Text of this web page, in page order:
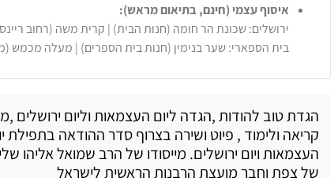
איסוף עצמי (חינם, בתיאום מראש):
ירושלים: שכונת הר חומה (חנות הבית) | קרית משה (רחוב ריינס 12)
בית הספארי: שער בנימין (חנות בית הספרים) | מעלה מכמש
הגדת טוב להודות ,הגדה ליום העצמאות וליום ירושלים
קריאה ולימוד , פיוט ושירה בצרוף סדר ההודאה בתפילת
העצמאות ויום ירושלים. מייסודו של הרב שמואל אליהו
של צפת וחבר מועצת הרבנות הראשית לישראל